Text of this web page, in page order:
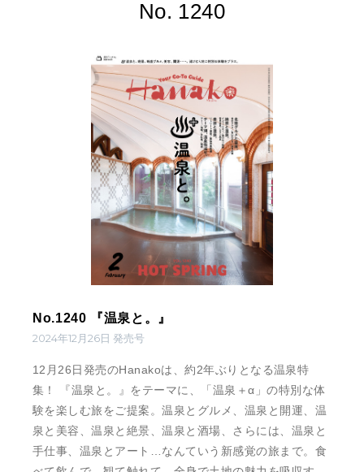
No. 1240
No.1240 『温泉と。』
2024年12月26日 発売号
12月26日発売のHanakoは、約2年ぶりとなる温泉特
集！ 『温泉と。』をテーマに、「温泉＋α」の特別な体
験を楽しむ旅をご提案。温泉とグルメ、温泉と開運、温
泉と美容、温泉と絶景、温泉と酒場、さらには、温泉と
手仕事、温泉とアート…なんていう新感覚の旅まで。食